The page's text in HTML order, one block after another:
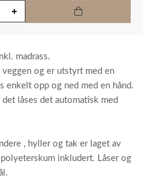
madrass.
og er utstyrt med en
enkelt opp og ned med en hånd.
låses det automatisk med
, hyller og tak er laget av
inkludert. Låser og